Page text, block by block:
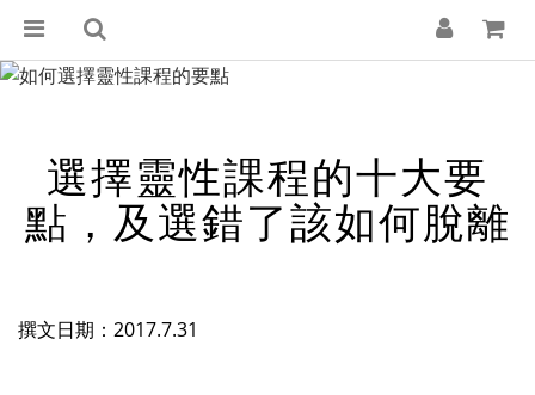
選擇靈性課程的十大要
點，及選錯了該如何脫離
撰文日期：2017.7.31